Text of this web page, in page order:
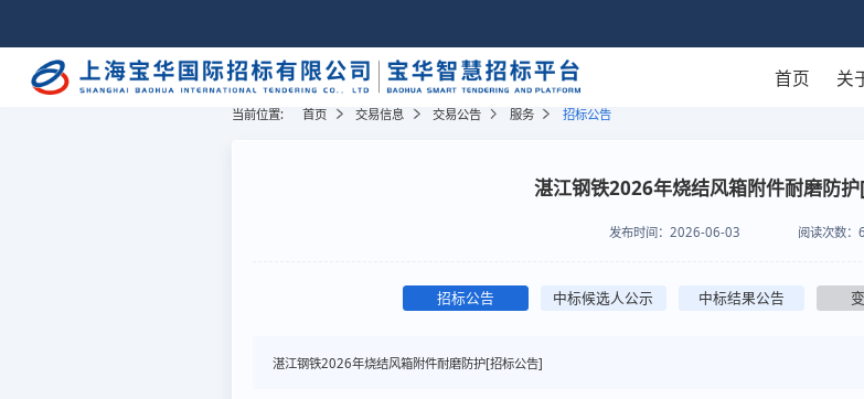
首页 关
当前位置: 首页 交易信息 交易公告 服务 招标公告
湛江钢铁2026年烧结风箱附件耐磨防
发布时间： 2026-06-03 阅读次数：
招标公告 中标候选人公示 中标结果公告
湛江钢铁2026年烧结风箱附件耐磨防护[招标公告]